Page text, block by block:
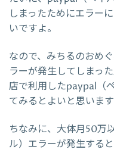
しまったためにエラー
いですよ。
なので、みちるのおめ
ラーが発生してしまっ
店で利用したpaypal（
てみるとよいと思いま
ちなみに、大体月50万
ル）エラーが発生する